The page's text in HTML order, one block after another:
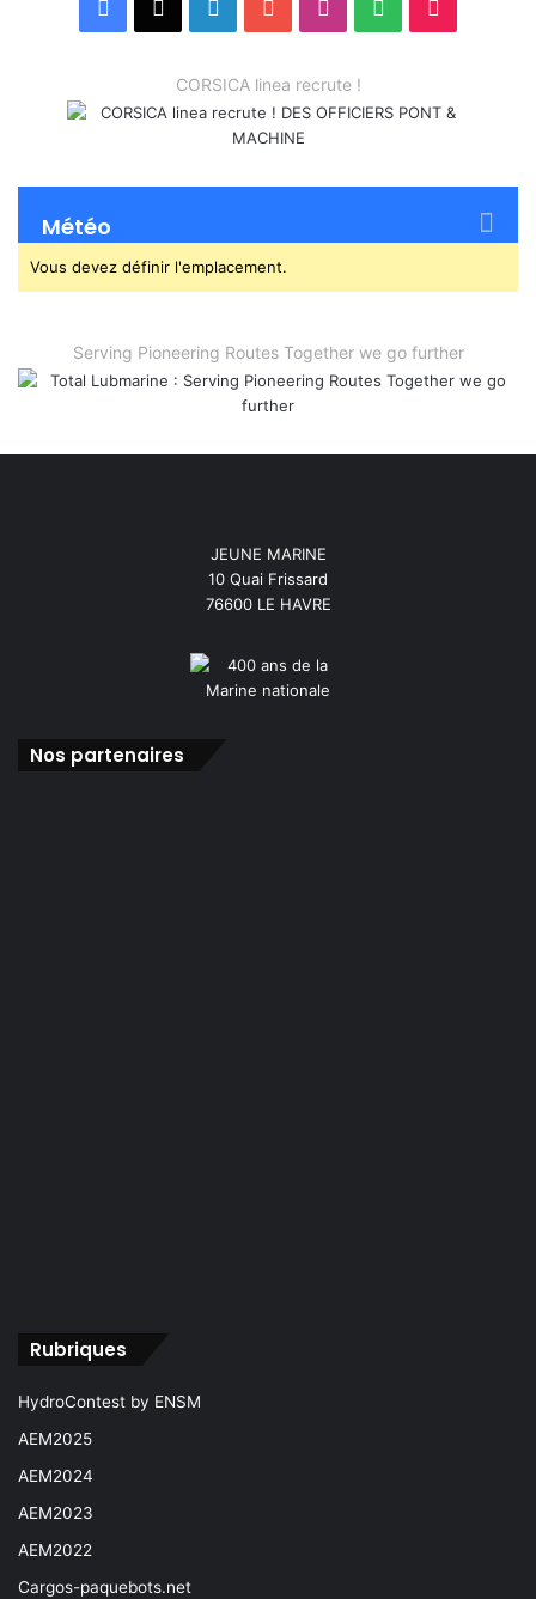
Facebook LinkedinYouTubeInstagram
Spotify
CORSICA linea recrute !
Météo
Vous devez définir l'emplacement.
Serving Pioneering Routes Together we go further
JEUNE MARINE
10 Quai Frissard
76600 LE HAVRE
Nos partenaires
Rubriques
HydroContest by ENSM
AEM2025
AEM2024
AEM2023
AEM2022
Cargos-paquebots.net